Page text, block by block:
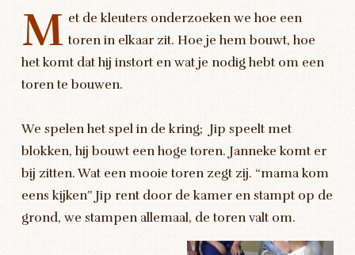
M et de kleuters onderzoeken we hoe een
toren in elkaar zit. Hoe je hem bouwt, hoe
het komt dat hij instort en wat je nodig hebt om een
toren te bouwen.
We spelen het spel in de kring; Jip speelt met
blokken, hij bouwt een hoge toren. Janneke komt er
bij zitten. Wat een mooie toren zegt zij. “mama kom
eens kijken” Jip rent door de kamer en stampt op de
grond, we stampen allemaal, de toren valt om.